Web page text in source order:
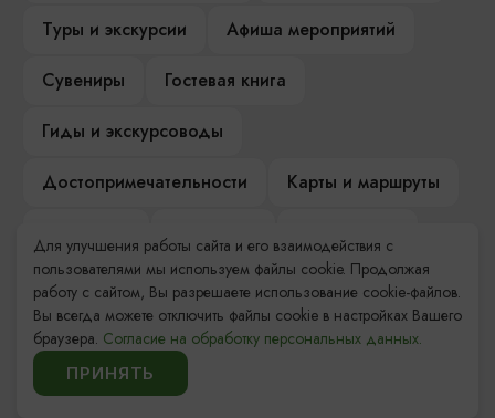
Туры и экскурсии
Афиша мероприятий
Сувениры
Гостевая книга
Гиды и экскурсоводы
Достопримечательности
Карты и маршруты
Компас Балтийской кухни
Настоящий Калининградец
Музеи
Для улучшения работы сайта и его взаимодействия с
пользователями мы используем файлы cookie. Продолжая
работу с сайтом, Вы разрешаете использование cookie-файлов.
Вы всегда можете отключить файлы cookie в настройках Вашего
браузера. Согласие на обработку персональных данных.
ПРИНЯТЬ